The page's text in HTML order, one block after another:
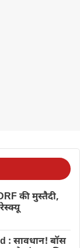
की मुस्तैदी,
: सावधान! बॉस